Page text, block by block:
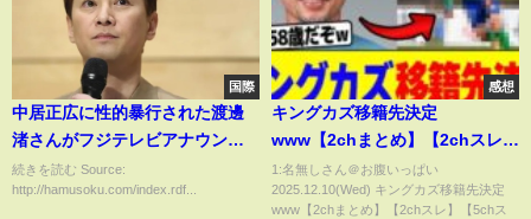
国際
中居正広に性的暴行された渡邊
渚さんがフジテレビアナウンス
室部長に相談していた内容が壮
絶すぎる・・・
続きを読む Source:
http://hamusoku.com/index.rdf...
感想
キングカズ移籍先決定
www【2chまとめ】【2chスレ】
【5chスレ】
1:名無しさん＠お腹いっぱい
2025.12.10(Wed) キングカズ移籍先決定
www【2chまとめ】【2chスレ】【5chス